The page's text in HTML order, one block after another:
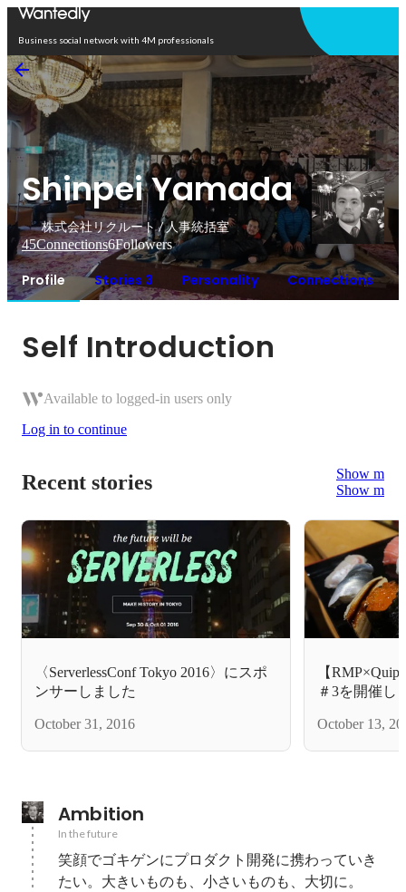
Business social network with 4M professionals
Shinpei Yamada
株式会社リクルート / 人事統括室
45Connections6Followers
Profile Stories 3 Personality Connections
Self Introduction
Available to logged-in users only
Log in to continue
Recent stories
Show more
Show more
〈ServerlessConf Tokyo 2016〉にスポ
ンサーしました
October 31, 2016
【
＃3を開催し
October 13,
Ambition
In the future
笑顔でゴキゲンにプロダクト開発に携わっていき
たい。大きいものも、小さいものも、大切に。